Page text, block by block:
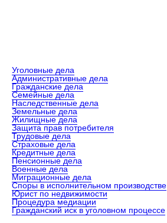
Уголовные дела
Административные дела
Гражданские дела
Семейные дела
Наследственные дела
Земельные дела
Жилищные дела
Защита прав потребителя
Трудовые дела
Страховые дела
Кредитные дела
Пенсионные дела
Военные дела
Миграционные дела
Споры в исполнительном производстве
Юрист по недвижимости
Процедура медиации
Гражданский иск в уголовном процессе